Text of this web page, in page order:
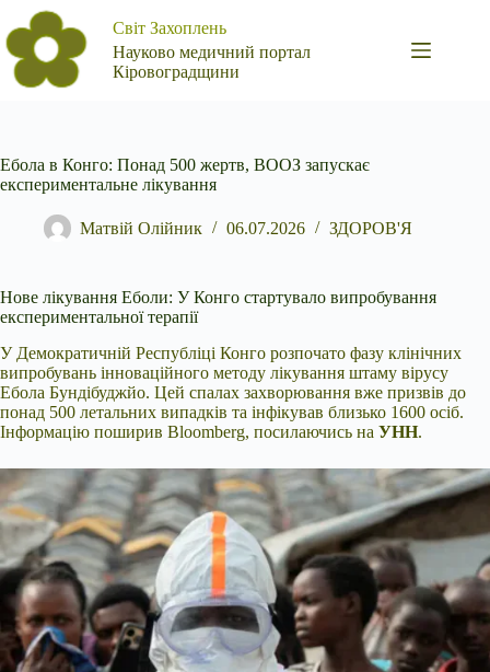
Перейти
до
вмісту
Світ Захоплень
Науково медичний портал
Кіровоградщини
Ебола в Конго: Понад 500 жертв, ВООЗ запускає
експериментальне лікування
Матвій Олійник 06.07.2026 ЗДОРОВ'Я
Нове лікування Еболи: У Конго стартувало випробування
експериментальної терапії
У Демократичній Республіці Конго розпочато фазу клінічних
випробувань інноваційного методу лікування штаму вірусу
Ебола Бундібуджйо. Цей спалах захворювання вже призвів до
понад 500 летальних випадків та інфікував близько 1600 осіб.
Інформацію поширив Bloomberg, посилаючись на УНН.